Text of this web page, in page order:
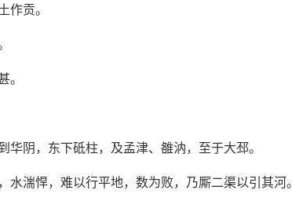
作贡。
华阴，东下砥柱，及孟津、雒汭，至于大邳。
水湍悍，难以行平地，数为败，乃厮二渠以引其河。